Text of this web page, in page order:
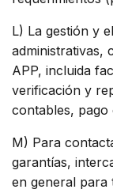
L) La gestión y
administrativas,
APP, incluida
verificación y
contables, pago
M) Para
garantías,
en general para